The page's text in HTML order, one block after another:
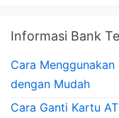
Informasi Bank
Cara
dengan Mudah
Cara Ganti Kartu